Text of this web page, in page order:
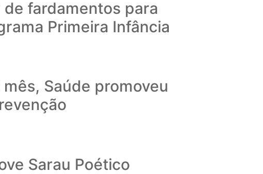
fardamentos para
Primeira Infância
Saúde promoveu
Sarau Poético